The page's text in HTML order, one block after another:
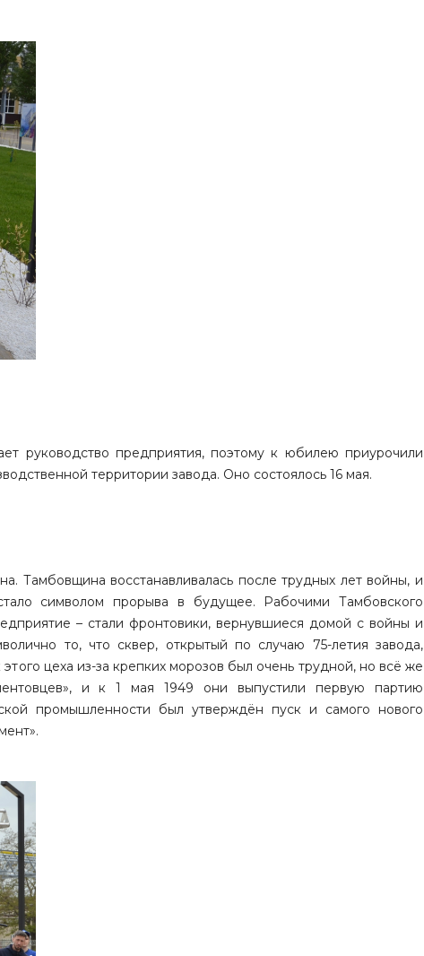
руководство предприятия, поэтому к юбилею приурочили
территории завода. Оно состоялось 16 мая.
Тамбовщина восстанавливалась после трудных лет войны, и
символом прорыва в будущее. Рабочими Тамбовского
– стали фронтовики, вернувшиеся домой с войны и
то, что сквер, открытый по случаю 75-летия завода,
цеха из-за крепких морозов был очень трудной, но всё же
и к 1 мая 1949 они выпустили первую партию
промышленности был утверждён пуск и самого нового